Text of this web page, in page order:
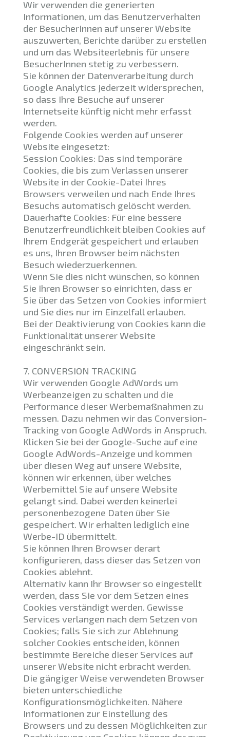
Wir verwenden die generierten
Informationen, um das Benutzerverhalten
der BesucherInnen auf unserer Website
auszuwerten, Berichte darüber zu erstellen
und um das Websiteerlebnis für unsere
BesucherInnen stetig zu verbessern.
Sie können der Datenverarbeitung durch
Google Analytics jederzeit widersprechen,
so dass Ihre Besuche auf unserer
Internetseite künftig nicht mehr erfasst
werden.
Folgende Cookies werden auf unserer
Website eingesetzt:
Session Cookies: Das sind temporäre
Cookies, die bis zum Verlassen unserer
Website in der Cookie-Datei Ihres
Browsers verweilen und nach Ende Ihres
Besuchs automatisch gelöscht werden.
Dauerhafte Cookies: Für eine bessere
Benutzerfreundlichkeit bleiben Cookies auf
Ihrem Endgerät gespeichert und erlauben
es uns, Ihren Browser beim nächsten
Besuch wiederzuerkennen.
Wenn Sie dies nicht wünschen, so können
Sie Ihren Browser so einrichten, dass er
Sie über das Setzen von Cookies informiert
und Sie dies nur im Einzelfall erlauben.
Bei der Deaktivierung von Cookies kann die
Funktionalität unserer Website
eingeschränkt sein.
7. CONVERSION TRACKING
Wir verwenden Google AdWords um
Werbeanzeigen zu schalten und die
Performance dieser Werbemaßnahmen zu
messen. Dazu nehmen wir das Conversion-
Tracking von Google AdWords in Anspruch.
Klicken Sie bei der Google-Suche auf eine
Google AdWords-Anzeige und kommen
über diesen Weg auf unsere Website,
können wir erkennen, über welches
Werbemittel Sie auf unsere Website
gelangt sind. Dabei werden keinerlei
personenbezogene Daten über Sie
gespeichert. Wir erhalten lediglich eine
Werbe-ID übermittelt.
Sie können Ihren Browser derart
konfigurieren, dass dieser das Setzen von
Cookies ablehnt.
Alternativ kann Ihr Browser so eingestellt
werden, dass Sie vor dem Setzen eines
Cookies verständigt werden. Gewisse
Services verlangen nach dem Setzen von
Cookies; falls Sie sich zur Ablehnung
solcher Cookies entscheiden, können
bestimmte Bereiche dieser Services auf
unserer Website nicht erbracht werden.
Die gängiger Weise verwendeten Browser
bieten unterschiedliche
Konfigurationsmöglichkeiten. Nähere
Informationen zur Einstellung des
Browsers und zu dessen Möglichkeiten zur